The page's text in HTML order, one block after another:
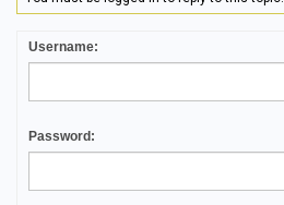
Username:
Password: